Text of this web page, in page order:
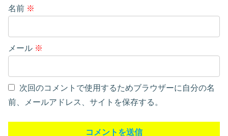
名前 ※
メール ※
次回のコメントで使用するためブラウザーに自分の名
前、メールアドレス、サイトを保存する。